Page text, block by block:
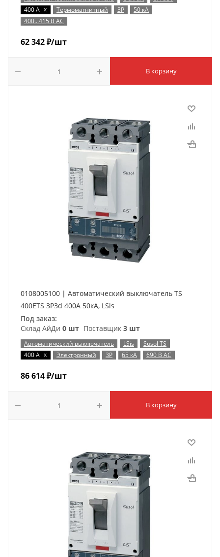
400 А x Термомагнитный 3P
50 кА
400...415 В AC
62 342₽/шт
В корзину
0108005100 | Автоматический выключатель TS
400ETS 3P3d 400А 50кА, LSis
Под заказ:
Склад АйДи 0 шт Поставщик 3 шт
Автоматический выключатель LSis
Susol TS
400 А x Электронный 3P 65 кА 690 В AC
86 614₽/шт
В корзину